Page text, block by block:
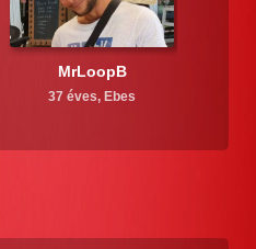
MrLoopB
37 éves, Ebes